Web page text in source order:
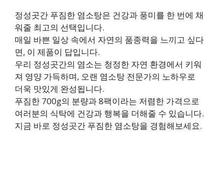
정성곳간 푸짐한 염소탕은 건강과 풍미를 한 번에 채
워줄 최고의 선택입니다.
매일 바쁜 일상 속에서 자연의 품종력을 느끼고 싶다
면, 이 제품이 답입니다.
우리 정성곳간의 염소는 청정한 자연 환경에서 키워
져 영양 가득하며, 오랜 염소탕 전문가의 노하우로
더욱 맛있게 완성됩니다.
푸짐한 700g의 분량과 8팩이라는 저렴한 가격으로
여러분의 식탁에 건강과 행복을 더해줄 수 있습니다.
지금 바로 정성곳간 푸짐한 염소탕을 경험해보세요.